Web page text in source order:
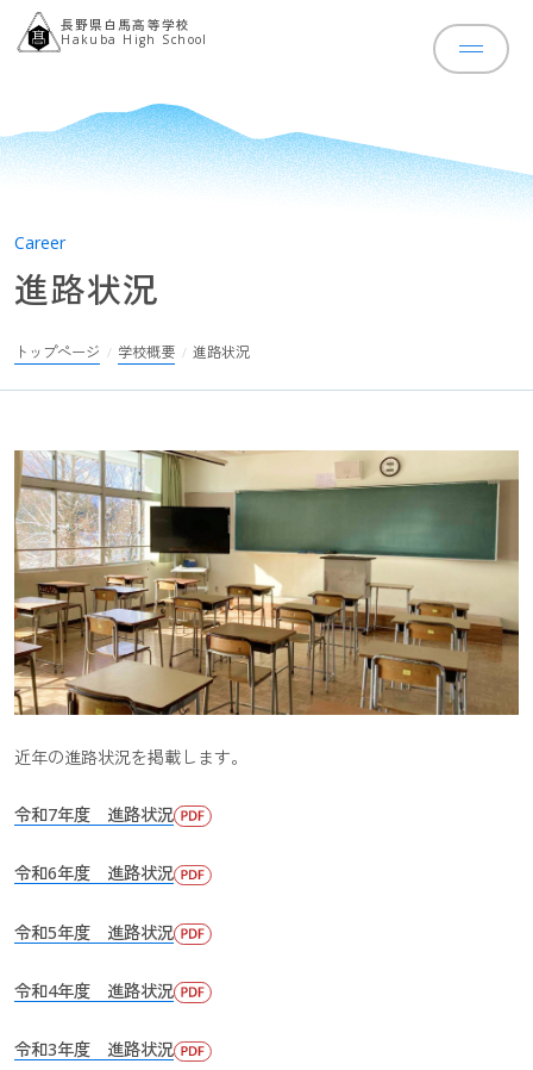
長野県白馬高等学校
Hakuba High School
学校の歩み
進路状況
文部科学省事業
教育課程
スクールカウンセラー
教育の特色
国際観光科
普通科
学びフィールドMAP
学校生活
学校行事・行事予定
生徒会・委員
クラブ活動
Career
進路状況
トップページ 学校概要 進路状況
近年の進路状況を掲載します。
令和7年度 進路状況
令和6年度 進路状況
令和5年度 進路状況
令和4年度 進路状況
令和3年度 進路状況